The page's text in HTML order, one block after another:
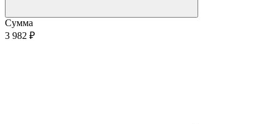
Сумма
3 982 ₽